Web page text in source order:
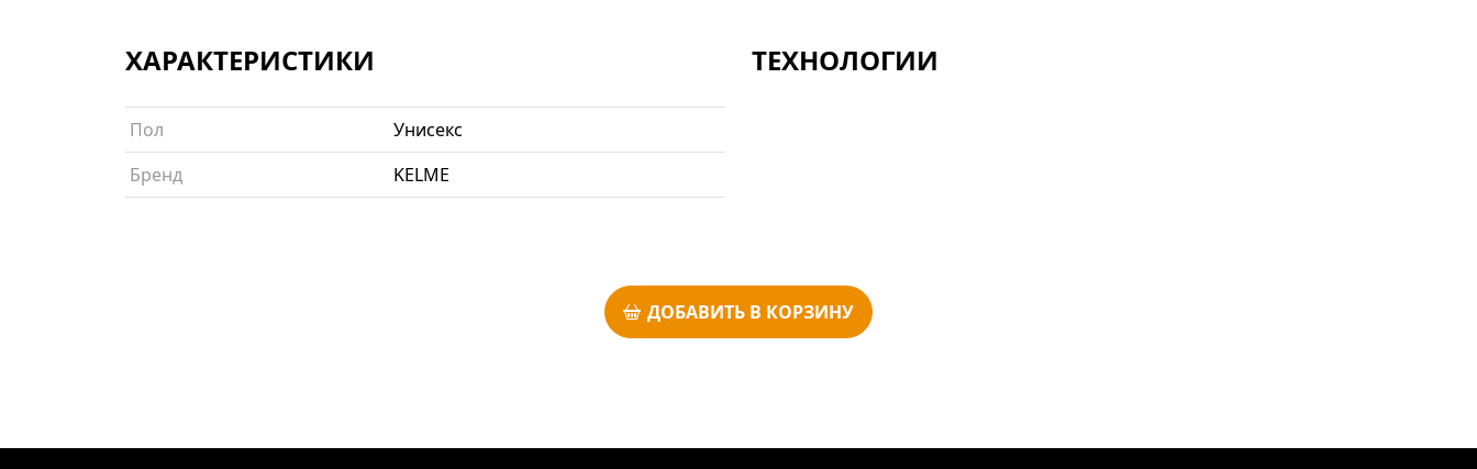
ХАРАКТЕРИСТИКИ
Пол
Унисекс
Бренд
KELME
ТЕХНОЛОГИИ
ДОБАВИТЬ В КОРЗИНУ